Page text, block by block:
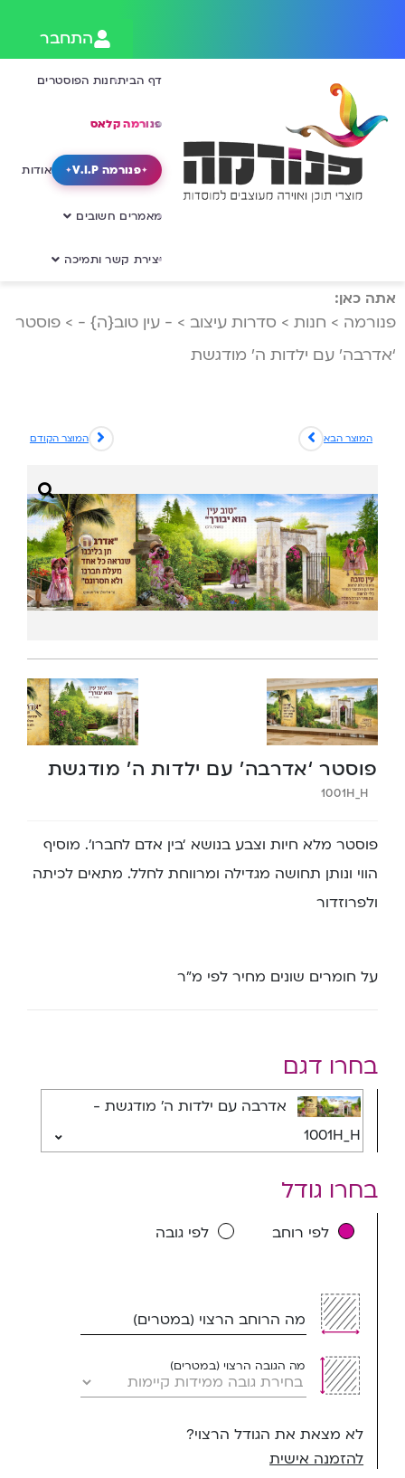
התחבר
דף הביתחנות הפוסטרים
פנורמה קלאס
פנורמה V.I.P אודות
מאמרים חשובים
יצירת קשר ותמיכה
אתה כאן:
פנורמה > חנות > סדרות עיצוב > - עין טוב{ה} - > פוסטר
‘אדרבה’ עם ילדות ה’ מודגשת
המוצר הקודם המוצר הבא
פוסטר ‘אדרבה’ עם ילדות ה’ מודגשת
1001H_H
פוסטר מלא חיות וצבע בנושא ‘בין אדם לחברו’. מוסיף
הווי ונותן תחושה מגדילה ומרווחת לחלל. מתאים לכיתה
ולפרוזדור
על חומרים שונים מחיר לפי מ”ר
בחרו דגם
אדרבה עם ילדות ה' מודגשת -
1001H_H
בחרו גודל
לפי רוחב לפי גובה
מה הרוחב הרצוי (במטרים)
מה הגובה הרצוי (במטרים)
לא מצאת את הגודל הרצוי?
להזמנה אישית